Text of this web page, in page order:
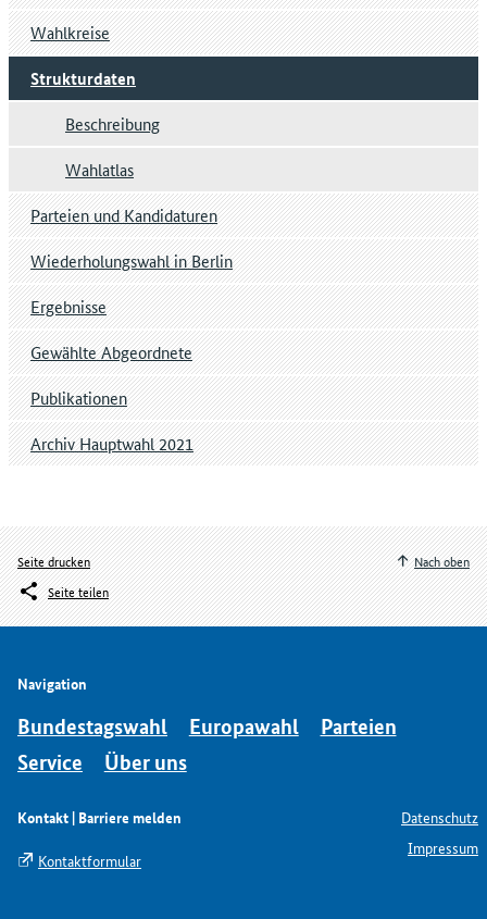
Wahlkreise
Strukturdaten
Beschreibung
Wahlatlas
Parteien und Kandidaturen
Wiederholungswahl in Berlin
Ergebnisse
Gewählte Abgeordnete
Publikationen
Archiv Hauptwahl 2021
Seite drucken
Seite teilen
Nach oben
Navigation
Bundestagswahl Europawahl
Parteien
Service
Über uns
Kontakt | Barriere melden
Kontaktformular
Datenschutz
Impressum